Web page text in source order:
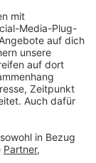
930-170713/1